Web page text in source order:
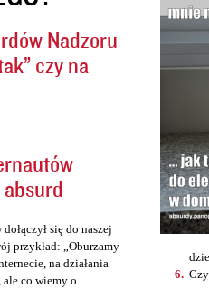
Nadzoru
czy na
absurd
się do naszej
przykład: „Oburzamy
na działania
ale co wiemy o